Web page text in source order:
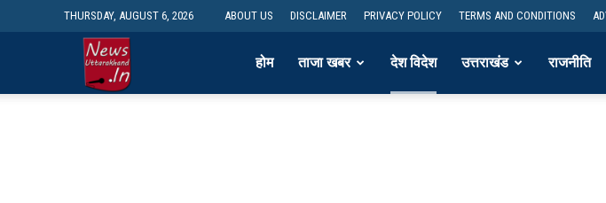
THURSDAY, AUGUST 6, 2026 ABOUT US DISCLAIMER PRIVACY POLICY TERMS AND CONDITIONS
होम ताजा खबर देश विदेश उत्तराखंड राजनीति